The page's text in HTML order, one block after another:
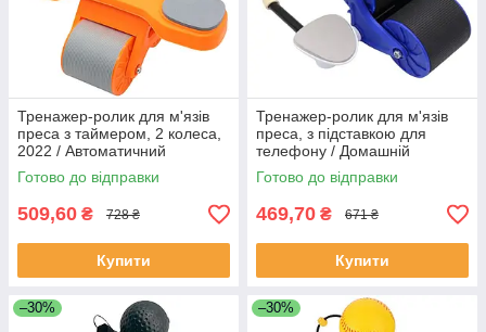
Тренажер-ролик для м'язів
преса з таймером, 2 колеса,
2022 / Автоматичний
тренажер колесо / Колесо
для преса
Готово до відправки
509,60 ₴ 728 ₴
Купити
Тренажер-ролик для м'язів
преса, з підставкою для
телефону / Домашній
тренажер для розвитку м'язів
живота
Готово до відправки
469,70 ₴ 671 ₴
Купити
–30% –30%